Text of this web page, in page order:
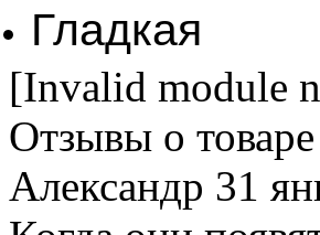
Гладкая
[Invalid module
Отзывы о
Александр 31